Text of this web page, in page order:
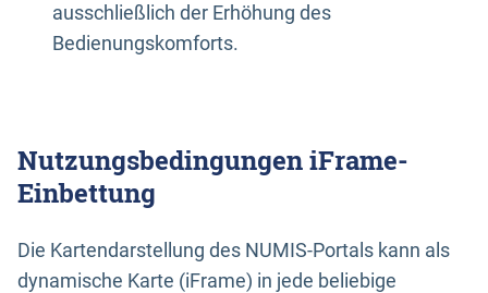
ausschließlich der Erhöhung des
Bedienungskomforts.
Nutzungsbedingungen iFrame-
Einbettung
Die Kartendarstellung des NUMIS-Portals kann als
dynamische Karte (iFrame) in jede beliebige